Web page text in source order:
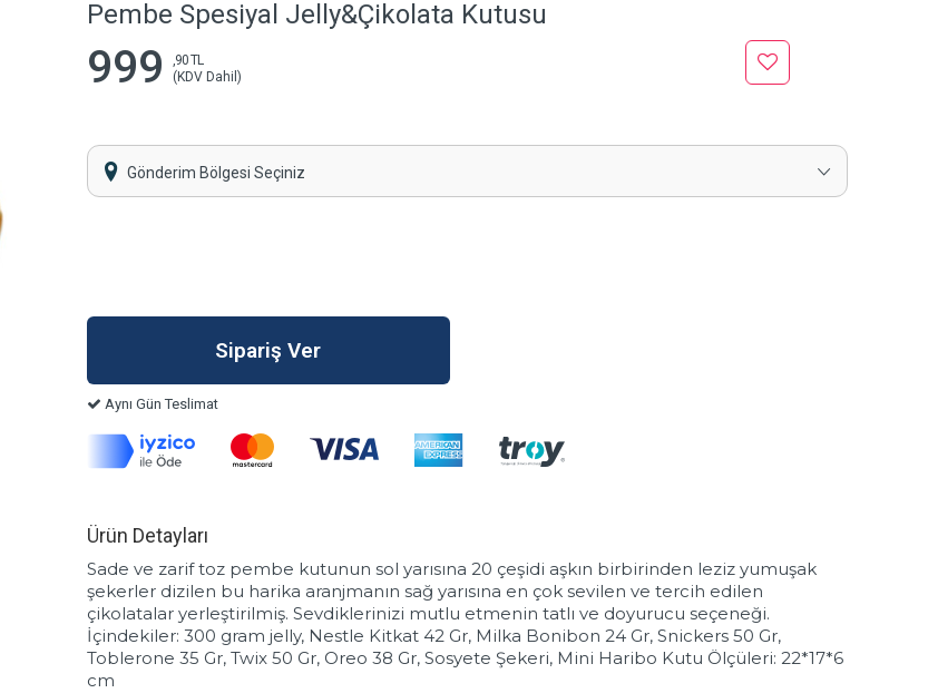
Pembe Spesiyal Jelly&Çikolata Kutusu
999
,90 TL
(KDV Dahil)
Gönderim Bölgesi Seçiniz
Aynı Gün Teslimat
Ürün Detayları
Sade ve zarif toz pembe kutunun sol yarısına 20 çeşidi aşkın birbirinden leziz yumuşak
şekerler dizilen bu harika aranjmanın sağ yarısına en çok sevilen ve tercih edilen
çikolatalar yerleştirilmiş. Sevdiklerinizi mutlu etmenin tatlı ve doyurucu seçeneği.
İçindekiler: 300 gram jelly, Nestle Kitkat 42 Gr, Milka Bonibon 24 Gr, Snickers 50 Gr,
Toblerone 35 Gr, Twix 50 Gr, Oreo 38 Gr, Sosyete Şekeri, Mini Haribo Kutu Ölçüleri: 22*17*6
cm